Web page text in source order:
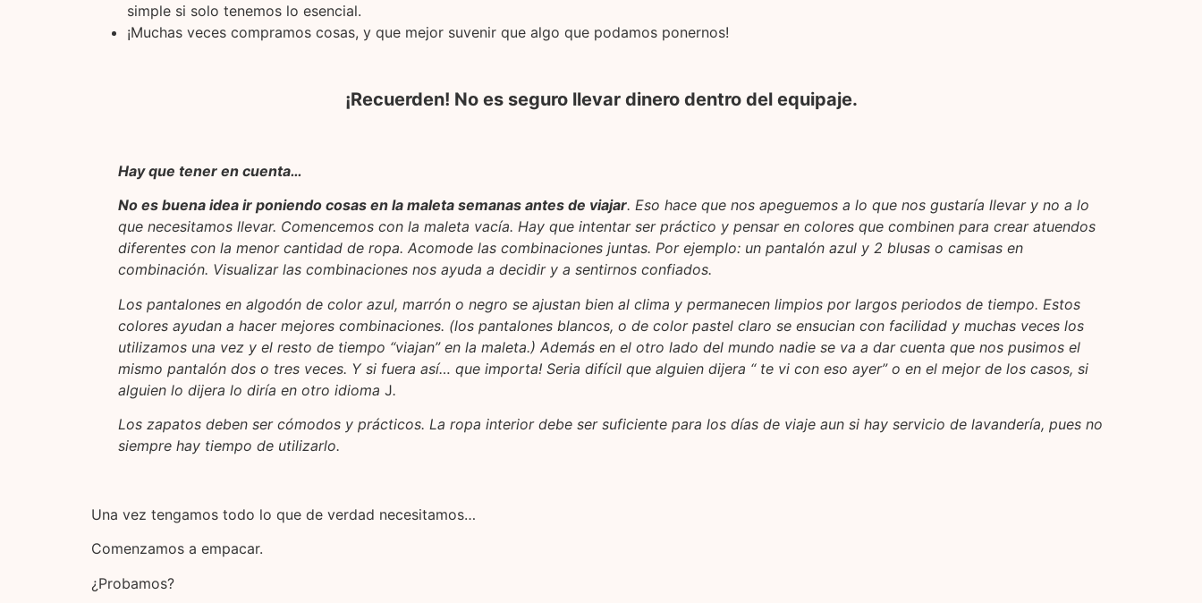
simple si solo tenemos lo esencial.
¡Muchas veces compramos cosas, y que mejor suvenir que algo que podamos ponernos!
¡Recuerden! No es seguro llevar dinero dentro del equipaje.
Hay que tener en cuenta…
No es buena idea ir poniendo cosas en la maleta semanas antes de viajar. Eso hace que nos apeguemos a lo que nos gustaría llevar y no a lo
que necesitamos llevar. Comencemos con la maleta vacía. Hay que intentar ser práctico y pensar en colores que combinen para crear atuendos
diferentes con la menor cantidad de ropa. Acomode las combinaciones juntas. Por ejemplo: un pantalón azul y 2 blusas o camisas en
combinación. Visualizar las combinaciones nos ayuda a decidir y a sentirnos confiados.
Los pantalones en algodón de color azul, marrón o negro se ajustan bien al clima y permanecen limpios por largos periodos de tiempo. Estos
colores ayudan a hacer mejores combinaciones. (los pantalones blancos, o de color pastel claro se ensucian con facilidad y muchas veces los
utilizamos una vez y el resto de tiempo “viajan” en la maleta.) Además en el otro lado del mundo nadie se va a dar cuenta que nos pusimos el
mismo pantalón dos o tres veces. Y si fuera así… que importa! Seria difícil que alguien dijera “ te vi con eso ayer” o en el mejor de los casos, si
alguien lo dijera lo diría en otro idioma J.
Los zapatos deben ser cómodos y prácticos. La ropa interior debe ser suficiente para los días de viaje aun si hay servicio de lavandería, pues no
siempre hay tiempo de utilizarlo.
Una vez tengamos todo lo que de verdad necesitamos…
Comenzamos a empacar.
¿Probamos?